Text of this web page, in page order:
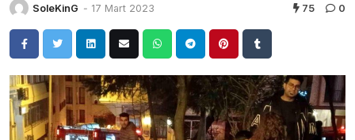
SoleKinG - 17 Mart 2023 75 0